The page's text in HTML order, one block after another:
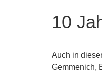
10
Auch in
Gemmenich,